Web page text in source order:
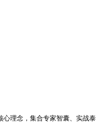
心理念，集合专家智囊、实战泰